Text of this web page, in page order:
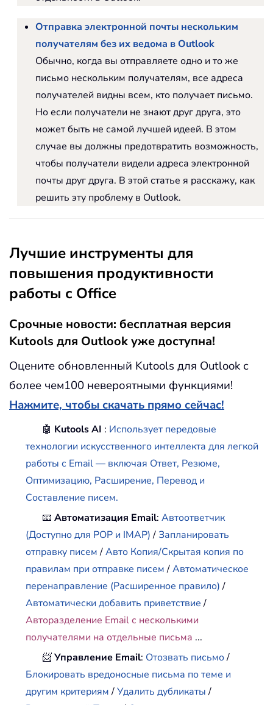
Отправка электронной почты нескольким
получателям без их ведома в Outlook
Обычно, когда вы отправляете одно и то же
письмо нескольким получателям, все адреса
получателей видны всем, кто получает письмо.
Но если получатели не знают друг друга, это
может быть не самой лучшей идеей. В этом
случае вы должны предотвратить возможность,
чтобы получатели видели адреса электронной
почты друг друга. В этой статье я расскажу, как
решить эту проблему в Outlook.
Лучшие инструменты для
повышения продуктивности
работы с Office
Срочные новости: бесплатная версия
Kutools для Outlook уже доступна!
Оцените обновленный Kutools для Outlook с
более чем100 невероятными функциями!
Нажмите, чтобы скачать прямо сейчас!
🤖 Kutools AI : Использует передовые
технологии искусственного интеллекта для легкой
работы с Email — включая Ответ, Резюме,
Оптимизацию, Расширение, Перевод и
Составление писем.
📧Автоматизация Email:Автоответчик
(Доступно для POP и IMAP)/Запланировать
отправку писем/Авто Копия/Скрытая копия по
правилам при отправке писем/Автоматическое
перенаправление (Расширенное правило)/
Автоматически добавить приветствие/
Авторазделение Email с несколькими
получателями на отдельные письма ...
📨Управление Email: Отозвать письмо/
Блокировать вредоносные письма по теме и
другим критериям/Удалить дубликаты/